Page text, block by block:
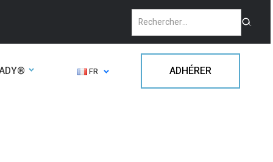
FR ADHÉRER